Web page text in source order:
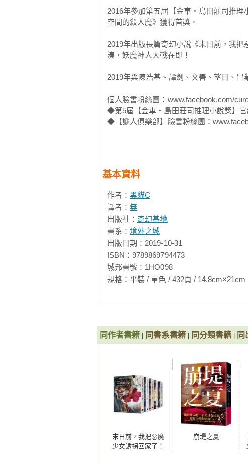
2016年參加第五屆【金車‧島田莊司推理
空間的殺人魔》獲得首獎。
2019年出版長篇奇幻小說《末日前，我
湊，妖魔神人大戰在即！
2019年與陳浩基、譚劍、文善、望日、冒
個人臉書粉絲團：www.facebook.com/
◆第5屆【金車‧島田莊司推理小說獎】官
◆【謎人俱樂部】臉書粉絲團：
「聖城傾覆」Fori精繪封面PVC畫卡）》
女誘拐回家了！1（含限量贈品．「末日
基本資料
作者： 黑貓C
譯者： 無
出版社： 奇幻基地
書系： 境外之城
出版日期：2019-10-31
ISBN：9789869794473
城邦書號：1HO098
規格：平裝 / 單色 / 432頁 /
同作者書籍 同書系書籍 同分類書籍
末日前，我把惡魔
少女誘拐回家了！
崩堤之夏